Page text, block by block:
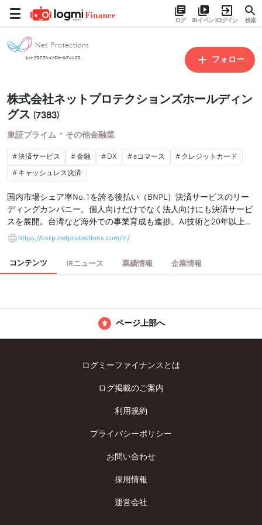
ログ IRイベントログイン 検索
フォロー
株式会社ネットプロテクションズホールディン
グス (7383)
東証プライム ・ その他金融業
決済サービス 金融 DX eコマース
クレジットカード
キャッシュレス決済
国内市場シェア率No.1を誇る後払い（BNPL）決済サービスのリー
ディングカンパニー。個人向けだけでなく法人向けにも決済サービ
スを展開。台湾など海外での事業育成も進捗。AI技術と20年以上に
渡り蓄積してきたビッグデータを活用した独自の与信システムが強
み。誰もが安心かつスムーズに商取引できる社会を目指す。
https://corp.netprotections.com/ir/
コンテンツ IRニュース 業績情報 企業情報
ページ上部へ
ログミーファイナンスとは
ログ掲載のご案内
利用規約
プライバシーポリシー
お問い合わせ
採用情報
運営会社